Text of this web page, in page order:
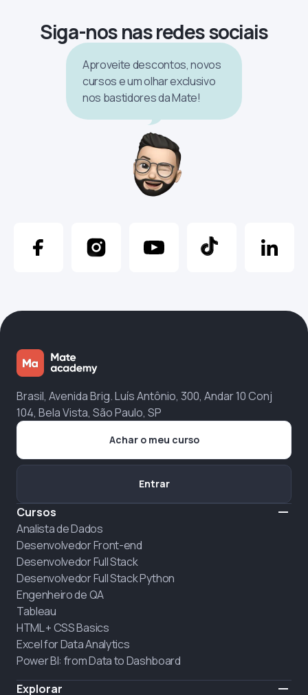
Siga-nos nas redes sociais
Aproveite descontos, novos
cursos e um olhar exclusivo
nos bastidores da Mate!
Brasil, Avenida Brig. Luís Antônio, 300, Andar 10 Conj
104, Bela Vista, São Paulo, SP
Cursos
Analista de Dados
Desenvolvedor Front-end
Desenvolvedor Full Stack
Desenvolvedor Full Stack Python
Engenheiro de QA
Tableau
HTML + CSS Basics
Excel for Data Analytics
Power BI: from Data to Dashboard
Explorar
Achar o meu curso
Entrar